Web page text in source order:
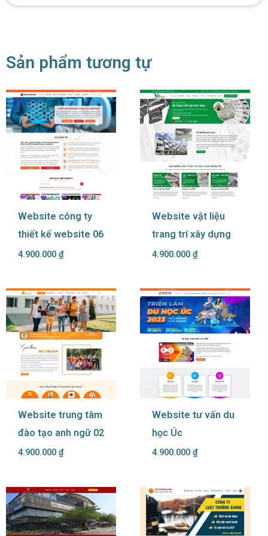
Sản phẩm tương tự
Website công ty
thiết kế website 06
4.900.000 ₫
Website vật liệu
trang trí xây dựng
4.900.000 ₫
Website trung tâm
đào tạo anh ngữ 02
4.900.000 ₫
Website tư vấn du
học Úc
4.900.000 ₫